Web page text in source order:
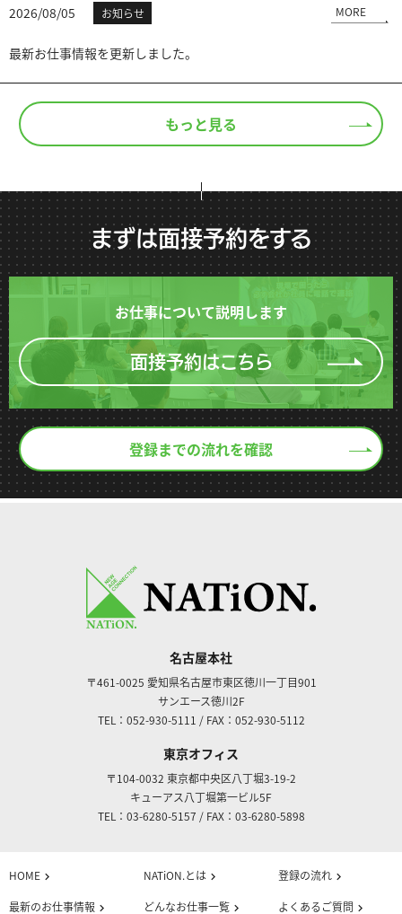
2026/08/05 お知らせ
最新お仕事情報を更新しました。
MORE
もっと見る
まずは面接予約をする
お仕事について説明します
面接予約はこちら
登録までの流れを確認
名古屋本社
〒461-0025 愛知県名古屋市東区徳川一丁目901
サンエース徳川2F
TEL：052-930-5111 / FAX：052-930-5112
東京オフィス
〒104-0032 東京都中央区八丁堀3-19-2
キューアス八丁堀第一ビル5F
TEL：03-6280-5157 / FAX：03-6280-5898
HOME chevron_right NATiON.とはchevron_right 登録の流れchevron_right
最新のお仕事情報 chevron_right どんなお仕事一覧chevron_right よくあるご質問 chevron_right